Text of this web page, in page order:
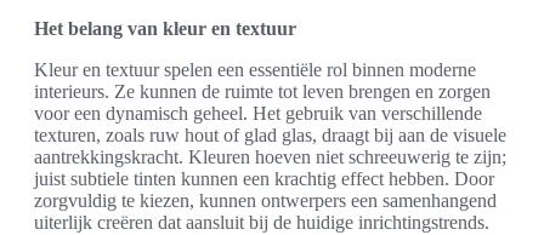
Het belang van kleur en textuur
Kleur en textuur spelen een essentiële rol binnen moderne
interieurs. Ze kunnen de ruimte tot leven brengen en zorgen
voor een dynamisch geheel. Het gebruik van verschillende
texturen, zoals ruw hout of glad glas, draagt bij aan de visuele
aantrekkingskracht. Kleuren hoeven niet schreeuwerig te zijn;
juist subtiele tinten kunnen een krachtig effect hebben. Door
zorgvuldig te kiezen, kunnen ontwerpers een samenhangend
uiterlijk creëren dat aansluit bij de huidige inrichtingstrends.